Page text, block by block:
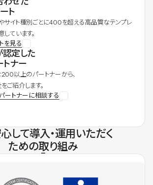
ト
サイト種別ごとに400を超える高品質なテンプレ
しています。
を見る
定した
トナー
以上のパートナーから、
ご紹介します。
ートナーに相談する
して導入・運用いただく
ための取り組み